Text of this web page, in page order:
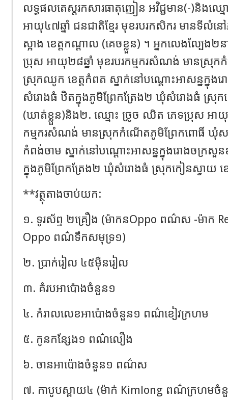
លទ្ធផលតេស្តរកសារធាតុញៀន អវិជ្ជមាន(-)និងឈ្ម
អាយុ៤៧ឆ្នាំ ជនជាតិខ្មែរ មុខរបរកសិករ មានទីលំ
ស្អាង ខេត្តកណ្ដាល (គេចខ្លួន) ។ អ្នកលេងល្បែង
ប្រុស អាយុ២៨ឆ្នាំ មុខរបរកម្មករសំណង់ មានស្រុ
ស្រុកឈូក ខេត្តកំពត ស្នាក់នៅបណ្តោះអាសន្នក្នុង
សំរោងធំ ឋិតក្នុងភូមិព្រែកត្រែង២ ឃុំសំរោងធំ ស្រុក
(ឃាត់ខ្លួន)និង២. ឈ្មោះ ច្រូច ឈិត ភេទប្រុស អាយុ៣
កម្មករសំណង់ មានស្រុកកំណើតភូមិព្រែកពោធិ៍ ឃុំសន្
កំពង់ចាម ស្នាក់នៅបណ្តោះអាសន្នក្នុងរោងចក្រ
ក្នុងភូមិព្រែកត្រែង២ ឃុំសំរោងធំ ស្រុកកៀនស្វាយ ខ
**វត្ថុតាងចាប់យក:
១. ទូរស័ព្ទ ២គ្រឿង (ម៉ាកនOppo ពណ៌ស -ម៉ាក
Oppo ពណ៌ទឹកសមុទ្រ១)
២. ប្រាក់រៀល ៤៥ម៉ឺនរៀល
៣. គំរបអាប៉ោងចំនួន១
៤. កំរាលលេខអាប៉ោងចំនួន១ ពណ៌ខៀវក្រហម
៥. កូនកន្សែង១ ពណ៌លឿង
៦. ចានអាប៉ោងចំនួន១ ពណ៌ស
៧. កាបូបស្ពាយ៤ (ម៉ាក់ Kimlong ពណ៌ក្រហមចំ